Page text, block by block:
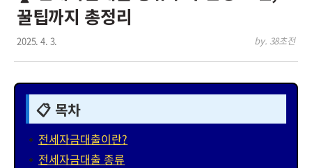
꿀팁까지 총정리
2025. 4. 3. by. 38초전
📋 목차
전세자금대출이란?
전세자금대출 종류